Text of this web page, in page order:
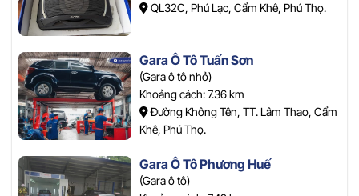
QL32C, Phú Lạc, Cẩm Khê, Phú Thọ.
Gara Ô Tô Tuấn Sơn
(Gara ô tô nhỏ)
Khoảng cách: 7.36 km
Đường Không Tên, TT. Lâm Thao, Cẩm
Khê, Phú Thọ.
Gara Ô Tô Phương Huế
(Gara ô tô)